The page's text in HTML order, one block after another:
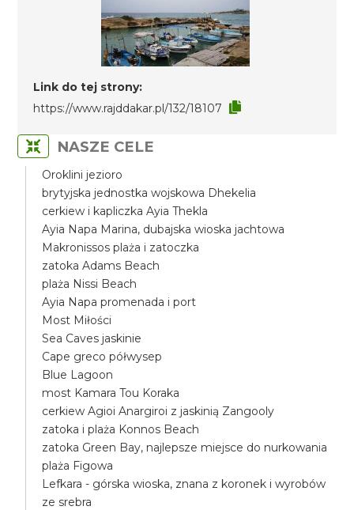
Link do tej strony:
https://www.rajddakar.pl/132/18107
NASZE CELE
Oroklini jezioro
brytyjska jednostka wojskowa Dhekelia
cerkiew i kapliczka Ayia Thekla
Ayia Napa Marina, dubajska wioska jachtowa
Makronissos plaża i zatoczka
zatoka Adams Beach
plaża Nissi Beach
Ayia Napa promenada i port
Most Miłości
Sea Caves jaskinie
Cape greco półwysep
Blue Lagoon
most Kamara Tou Koraka
cerkiew Agioi Anargiroi z jaskinią Zangooly
zatoka i plaża Konnos Beach
zatoka Green Bay, najlepsze miejsce do nurkowania
plaża Figowa
Lefkara - górska wioska, znana z koronek i wyrobów
ze srebra